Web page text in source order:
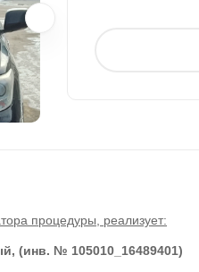
процедуры, реализует:
(инв. № 105010_16489401)